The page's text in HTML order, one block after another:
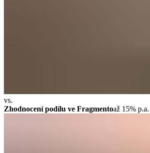
vs.
Zhodnocení podílu ve Fragmentoaž 15% p.a.